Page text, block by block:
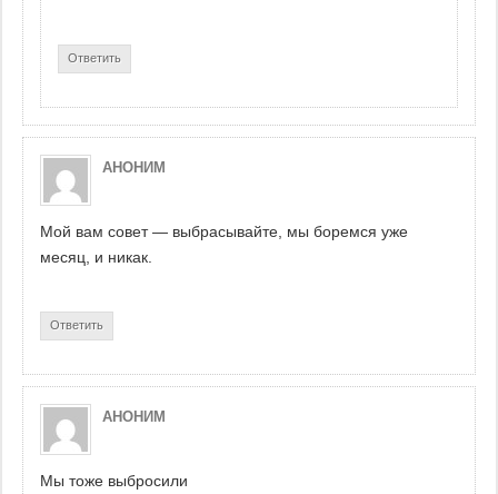
Ответить
АНОНИМ
Мой вам совет — выбрасывайте, мы боремся уже
месяц, и никак.
Ответить
АНОНИМ
Мы тоже выбросили